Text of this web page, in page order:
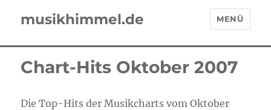
musikhimmel.de MENÜ
Chart-Hits Oktober 2007
Die Top-Hits der Musikcharts vom Oktober